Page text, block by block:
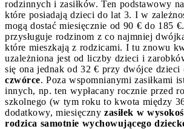
rodzinnych i zasiłków. Ten podstawowy
które posiadają dzieci do lat 3. I w
mogą dostać miesięcznie od 90 € do 185
przysługuje rodzinom z co najmniej
które mieszkają z rodzicami. I tu znowu
uzależniona jest od liczby dzieci i
się ona jednak od 32 € przy dwójce dzieci
czwórce. Poza wspomnianymi zasiłkami
innych, np. ten wypłacany rocznie przed
szkolnego (w tym roku to kwota między
dodatkowy, miesięczny zasiłek w
rodzica samotnie wychowującego